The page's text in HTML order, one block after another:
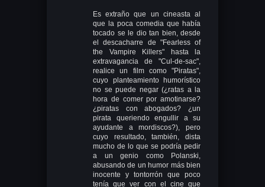
Es extraño que un cineasta al
que la poca comedia que había
tocado se le dio tan bien, desde
el descacharre de "Fearless of
the Vampire Killers" hasta la
extravagancia de "Cul-de-sac",
realice un film como "Piratas",
cuyo planteamiento humorístico
no se puede negar (¿ratas a la
hora de comer por amotinarse?
¿piratas con abogados? ¿un
pirata queriendo engullir a su
ayudante a mordiscos?), pero
cuyo resultado, también, dista
mucho de lo que se podría pedir
a un genio como Polanski,
abusando de un humor más bien
inocente y tontorrón que poco
tenía que ver con el cine que